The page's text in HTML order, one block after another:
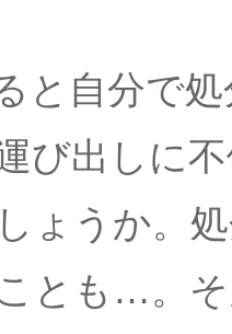
と自分で
び出しに
ょうか。
とも…。